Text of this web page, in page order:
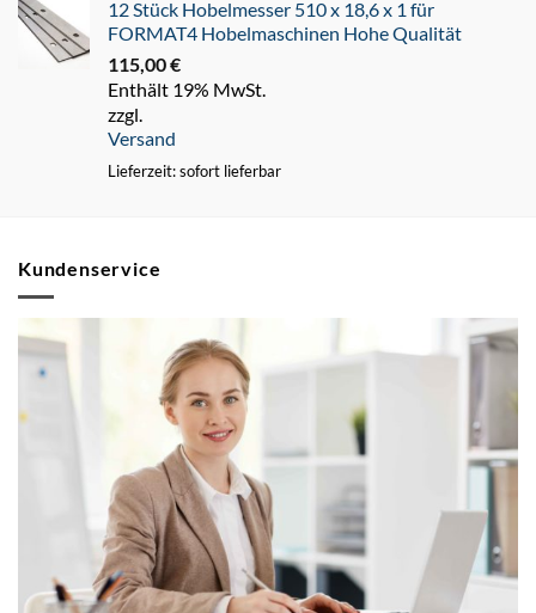
12 Stück Hobelmesser 510 x 18,6 x 1 für
FORMAT4 Hobelmaschinen Hohe Qualität
115,00€
Enthält 19% MwSt.
zzgl.
Versand
Lieferzeit: sofort lieferbar
Kundenservice